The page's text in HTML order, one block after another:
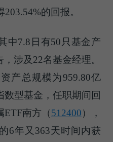
的回报。
中7.8日有50只基金产
涉及22名基金经理。
产总规模为959.80亿
型基金，任职期间回
ETF南方（512400），
6年又363天时间内获